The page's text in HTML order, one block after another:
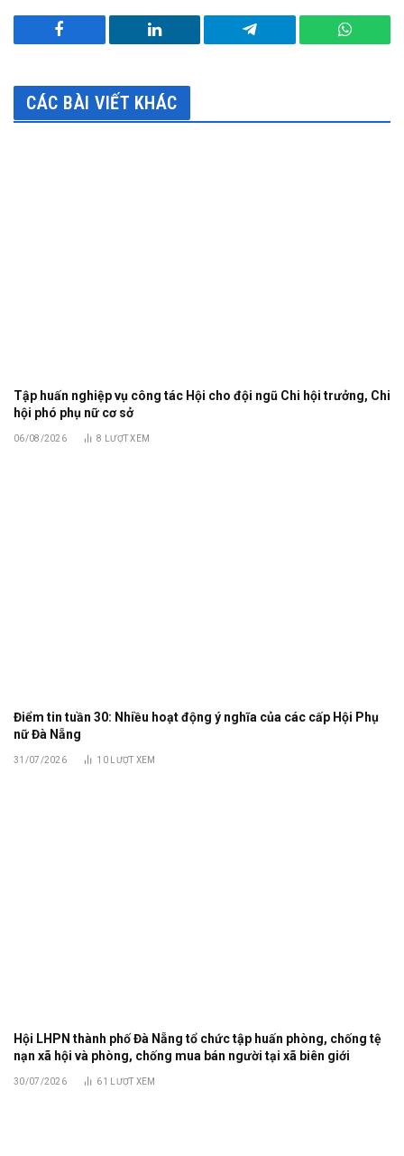
Facebook LinkedIn Telegram
CÁC BÀI VIẾT KHÁC
Tập huấn nghiệp vụ công tác Hội cho đội ngũ Chi hội trưởng, Chi
hội phó phụ nữ cơ sở
06/08/2026 8 LƯỢT XEM
Điểm tin tuần 30: Nhiều hoạt động ý nghĩa của các cấp Hội Phụ
nữ Đà Nẵng
31/07/2026 10 LƯỢT XEM
Hội LHPN thành phố Đà Nẵng tổ chức tập huấn phòng, chống tệ
nạn xã hội và phòng, chống mua bán người tại xã biên giới
30/07/2026 61 LƯỢT XEM